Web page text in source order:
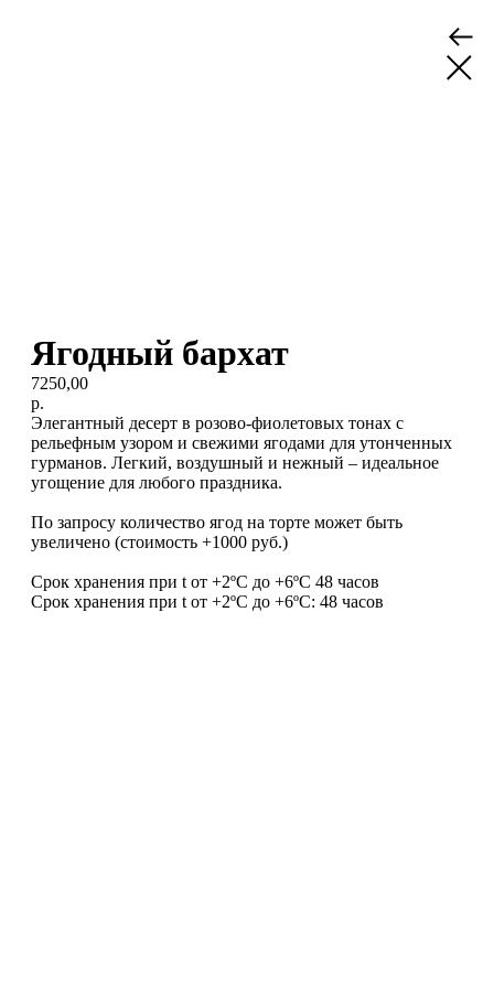
Ягодный бархат
7250,00
р.
Элегантный десерт в розово-фиолетовых тонах с
рельефным узором и свежими ягодами для утонченных
гурманов. Легкий, воздушный и нежный – идеальное
угощение для любого праздника.
По запросу количество ягод на торте может быть
увеличено (стоимость +1000 руб.)
Срок хранения при t от +2ºС до +6ºС 48 часов
Срок хранения при t от +2ºС до +6ºС: 48 часов